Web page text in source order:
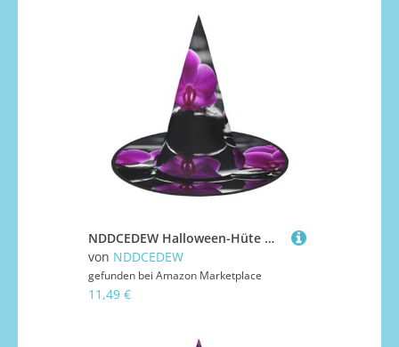
NDDCEDEW Halloween-Hüte mit Blumen im Spa-Druck, Hexen-Zauberer-Hüte für Feste, Cosplay
von NDDCEDEW
gefunden bei Amazon Marketplace
11,49 €